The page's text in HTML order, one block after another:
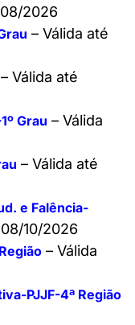
2026
– Válida até
– Válida até
Grau – Válida
– Válida até
e Falência-
10/2026
– Válida
PJJF-4ª Região